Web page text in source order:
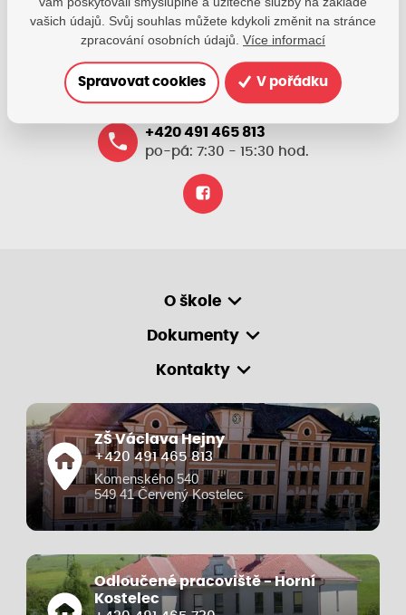
Jsme tu pro Vaše děti.
Jsme k dispozici, pokud potřebujete pomoci.
zsvhejny@zsvhejny.cz
+420 491 465 813
po-pá: 7:30 - 15:30 hod.
O škole
Dokumenty
Kontakty
ZŠ Václava Hejny
+420 491 465 813
Komenského 540
549 41 Červený Kostelec
Odloučené pracoviště - Horní
Kostelec
vašich údajů. Svůj souhlas můžete kdykoli změnit na stránce
zpracování osobních údajů. Více informací
Spravovat cookies V pořádku